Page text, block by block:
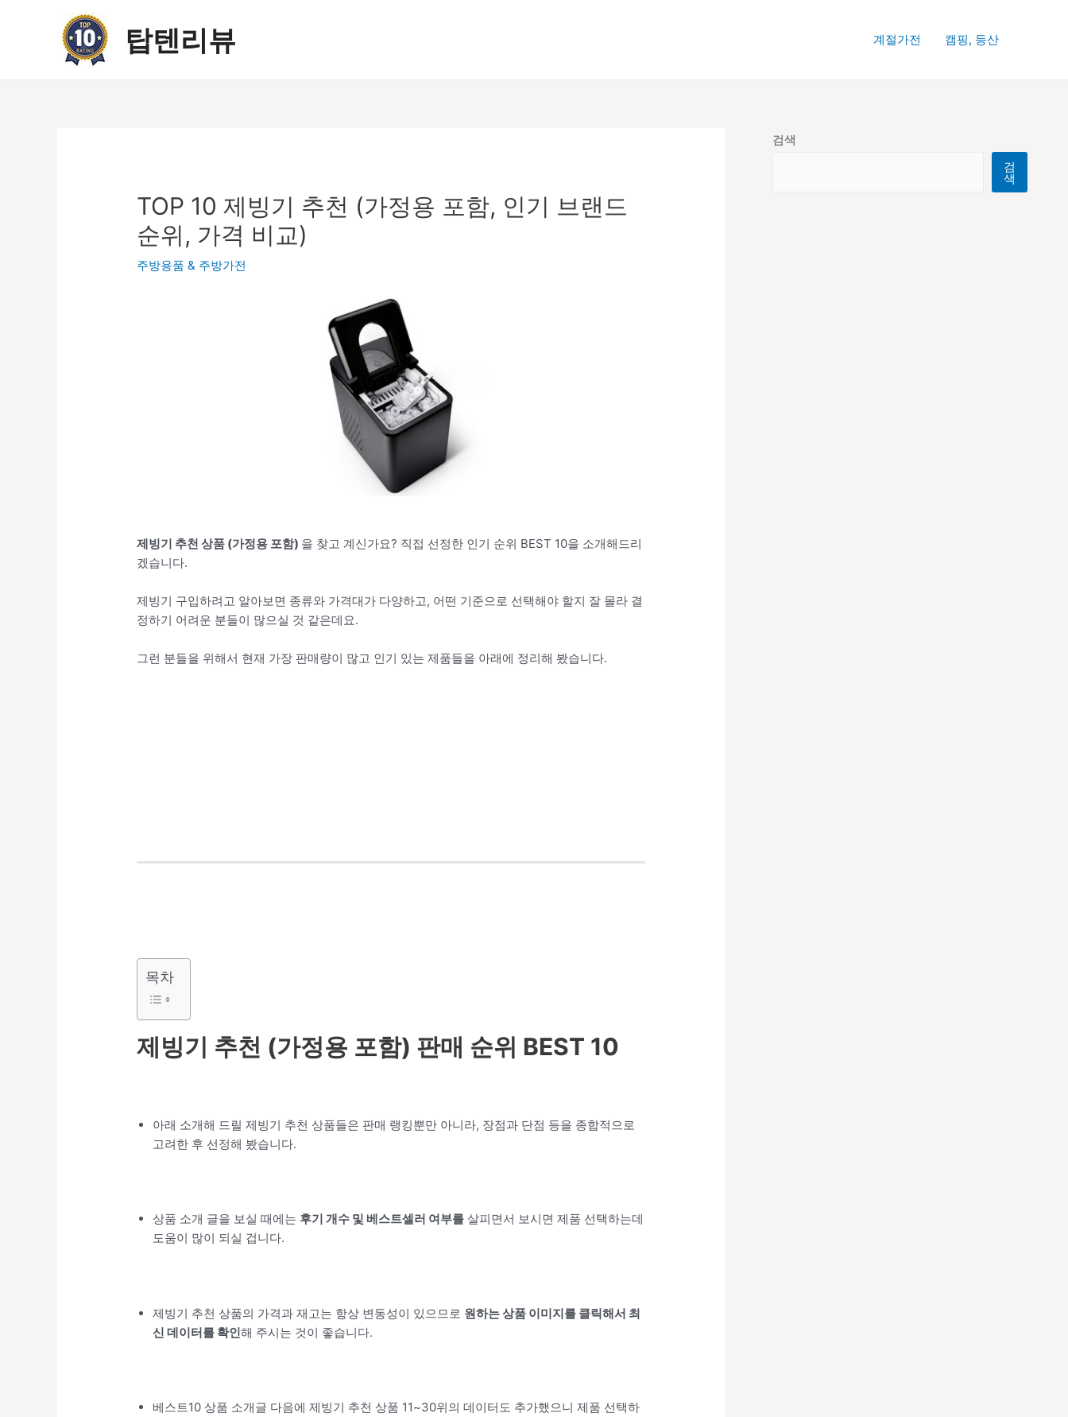
탑텐리뷰 계절가전 캠핑, 등산
TOP 10 제빙기 추천 (가정용 포함, 인기 브랜드
순위, 가격 비교)
주방용품 & 주방가전
제빙기 추천 상품 (가정용 포함) 을 찾고 계신가요? 직접 선정한 인기 순위 BEST 10을 소개해드리
겠습니다.
제빙기 구입하려고 알아보면 종류와 가격대가 다양하고, 어떤 기준으로 선택해야 할지 잘 몰라 결
정하기 어려운 분들이 많으실 것 같은데요.
그런 분들을 위해서 현재 가장 판매량이 많고 인기 있는 제품들을 아래에 정리해 봤습니다.
목차
제빙기 추천 (가정용 포함) 판매 순위 BEST 10
아래 소개해 드릴 제빙기 추천 상품들은 판매 랭킹뿐만 아니라, 장점과 단점 등을 종합적으로
고려한 후 선정해 봤습니다.
상품 소개 글을 보실 때에는 후기 개수 및 베스트셀러 여부를 살피면서 보시면 제품 선택하는데
도움이 많이 되실 겁니다.
제빙기 추천 상품의 가격과 재고는 항상 변동성이 있으므로 원하는 상품 이미지를 클릭해서 최
신 데이터를 확인해 주시는 것이 좋습니다.
베스트10 상품 소개글 다음에 제빙기 추천 상품 11~30위의 데이터도 추가했으니 제품 선택하
검색
검
색